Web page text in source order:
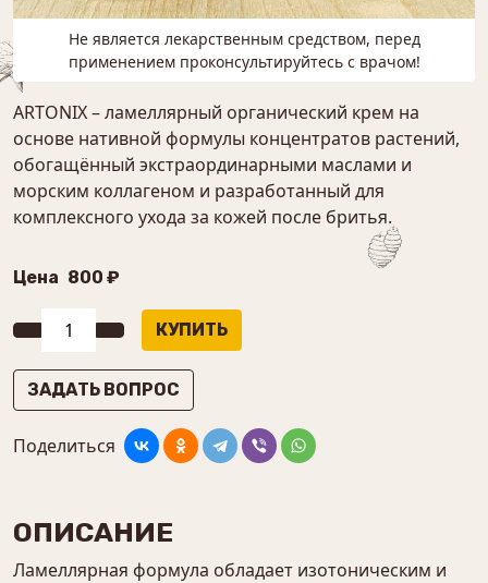
Не является лекарственным средством, перед
применением проконсультируйтесь с врачом!
ARTONIX – ламеллярный органический крем на
основе нативной формулы концентратов растений,
обогащённый экстраординарными маслами и
морским коллагеном и разработанный для
комплексного ухода за кожей после бритья.
Цена 800 ₽
ЗАДАТЬ ВОПРОС
Поделиться
ОПИСАНИЕ
Ламеллярная формула обладает изотоническим и